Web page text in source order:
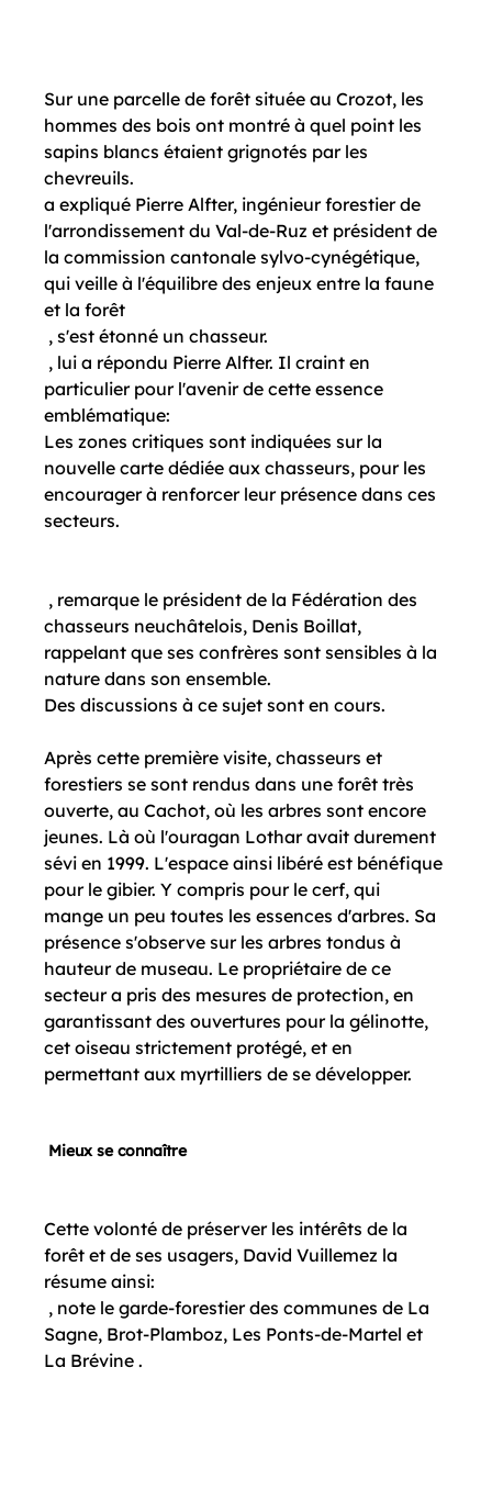
Sur une parcelle de forêt située au Crozot, les
hommes des bois ont montré à quel point les
sapins blancs étaient grignotés par les
chevreuils.
a expliqué Pierre Alfter, ingénieur forestier de
l'arrondissement du Val-de-Ruz et président de
la commission cantonale sylvo-cynégétique,
qui veille à l'équilibre des enjeux entre la faune
et la forêt
, s'est étonné un chasseur.
, lui a répondu Pierre Alfter. Il craint en
particulier pour l'avenir de cette essence
emblématique:
Les zones critiques sont indiquées sur la
nouvelle carte dédiée aux chasseurs, pour les
encourager à renforcer leur présence dans ces
secteurs.
, remarque le président de la Fédération des
chasseurs neuchâtelois, Denis Boillat,
rappelant que ses confrères sont sensibles à la
nature dans son ensemble.
Des discussions à ce sujet sont en cours.
Après cette première visite, chasseurs et
forestiers se sont rendus dans une forêt très
ouverte, au Cachot, où les arbres sont encore
jeunes. Là où l'ouragan Lothar avait durement
sévi en 1999. L'espace ainsi libéré est bénéfique
pour le gibier. Y compris pour le cerf, qui
mange un peu toutes les essences d'arbres. Sa
présence s'observe sur les arbres tondus à
hauteur de museau. Le propriétaire de ce
secteur a pris des mesures de protection, en
garantissant des ouvertures pour la gélinotte,
cet oiseau strictement protégé, et en
permettant aux myrtilliers de se développer.
Mieux se connaître
Cette volonté de préserver les intérêts de la
forêt et de ses usagers, David Vuillemez la
résume ainsi:
, note le garde-forestier des communes de La
Sagne, Brot-Plamboz, Les Ponts-de-Martel et
La Brévine .